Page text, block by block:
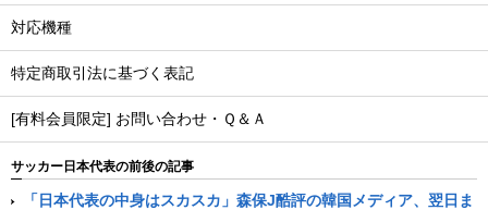
対応機種
特定商取引法に基づく表記
[有料会員限定] お問い合わせ・Ｑ＆Ａ
サッカー日本代表の前後の記事
「日本代表の中身はスカスカ」森保J酷評の韓国メディア、翌日ま